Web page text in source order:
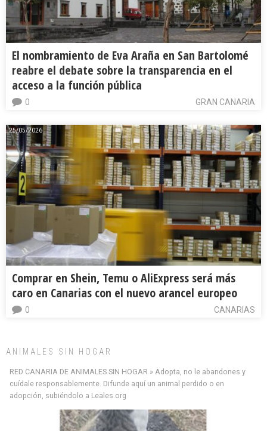
El nombramiento de Eva Araña en San Bartolomé
reabre el debate sobre la transparencia en el
acceso a la función pública
GRAN CANARIA
0
25/05/2026
Comprar en Shein, Temu o AliExpress será más
caro en Canarias con el nuevo arancel europeo
CANARIAS
0
ANIMALES SIN HOGAR
RED CANARIA DE ANIMALES SIN HOGAR » Adopta, no le abandones y
cuídale responsablemente. Difunde aquí un animal perdido o en
adopción, subiéndolo a Leales.org